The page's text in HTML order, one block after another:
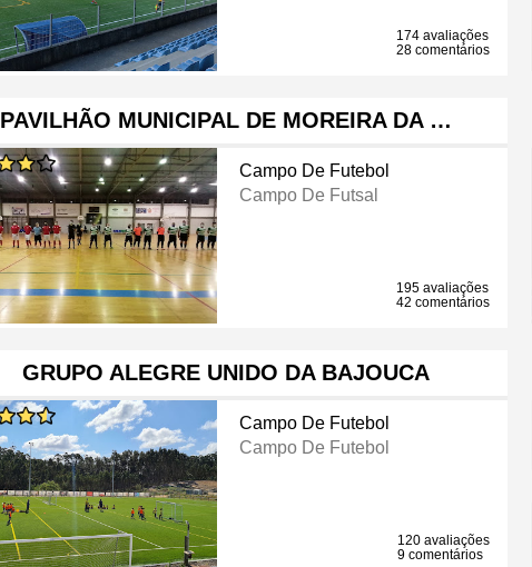
174 avaliações
28 comentários
PAVILHÃO MUNICIPAL DE MOREIRA DA …
Campo De Futebol
Campo De Futsal
195 avaliações
42 comentários
GRUPO ALEGRE UNIDO DA BAJOUCA
Campo De Futebol
Campo De Futebol
120 avaliações
9 comentários